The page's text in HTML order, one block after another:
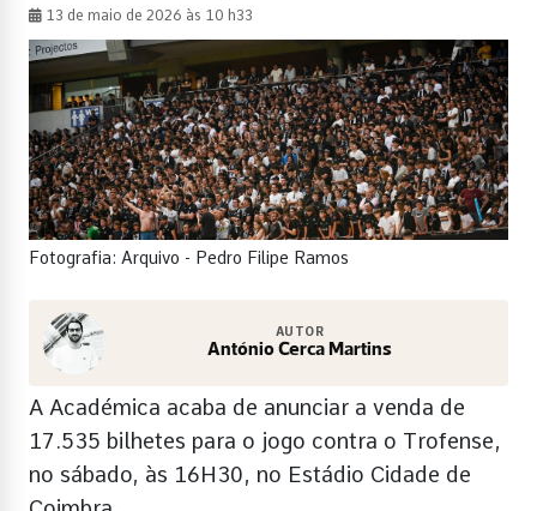
13 de maio de 2026 às 10 h33
Fotografia: Arquivo - Pedro Filipe Ramos
AUTOR
António Cerca Martins
A Académica acaba de anunciar a venda de
17.535 bilhetes para o jogo contra o Trofense,
no sábado, às 16H30, no Estádio Cidade de